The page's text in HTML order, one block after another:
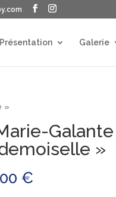
Présentation Galerie
»
»
€